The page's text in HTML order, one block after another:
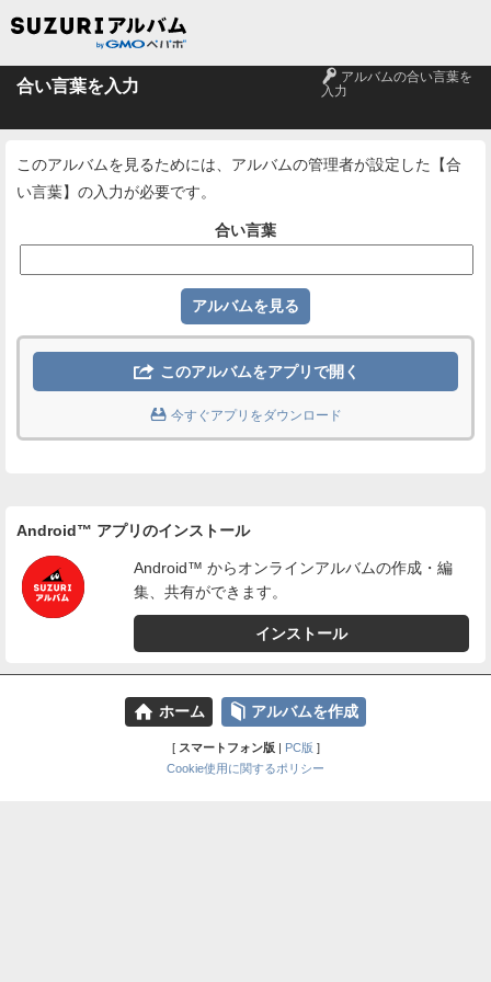
合い言葉を入力 🔑 アルバムの合い言葉を
入力
このアルバムを見るためには、アルバムの管理者が設定した【合
い言葉】の入力が必要です。
合い言葉
 このアルバムをアプリで開く
 今すぐアプリをダウンロード
Android™ アプリのインストール
Android™ からオンラインアルバムの作成・編
集、共有ができます。
インストール
⌂ ホーム 📕 アルバムを作成
[ スマートフォン版| PC版 ]
Cookie使用に関するポリシー